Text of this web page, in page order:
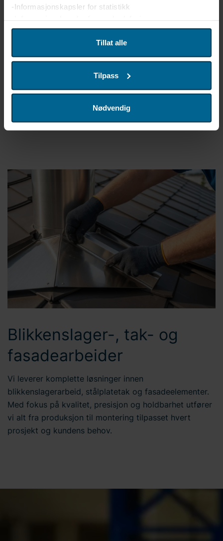
-Informasjonskapsler for statistikk
Vi bruker enhetsidentifikatorer til å tilpasse innhold og
annonser for brukerne, tilby funksjoner for sosiale medier
informasjonen med våre partnere innen sosiale medier,
annonsering og analyse. Partnerne våre kan kombinere
eller som de har samlet inn fra din bruk av deres
informasjonskapsler og behandling av
personopplysninger. Du kan lese mer om bruken av
informasjonskapsler
herpå nettstedet vårt. I tillegg finner
du informasjon om hvordan du kontakter oss og hvordan
personopplysninger
. Skriv inn din
samtykke-ID og datoen du kontaktet oss angående
samtykket ditt.
Tillat alle
Tilpass
Nødvendig
Vi utfører stålkonstruksjoner i klasse EXC2, og leverer
sveisearbeider, enten på vårt eget verksted eller ute
hos kunde. Vi produserer og monterer trapper og
rekkverk, samt ulike stålkomponenter og tilpasninger
etter behov.
Blikkenslager-, tak- og
fasadearbeider
Vi leverer komplette løsninger innen
blikkenslagerarbeid, stålplatetak og fasadeelementer.
Med fokus på kvalitet, presisjon og holdbarhet utfører
vi alt fra produksjon til montering tilpasset hvert
prosjekt og kundens behov.